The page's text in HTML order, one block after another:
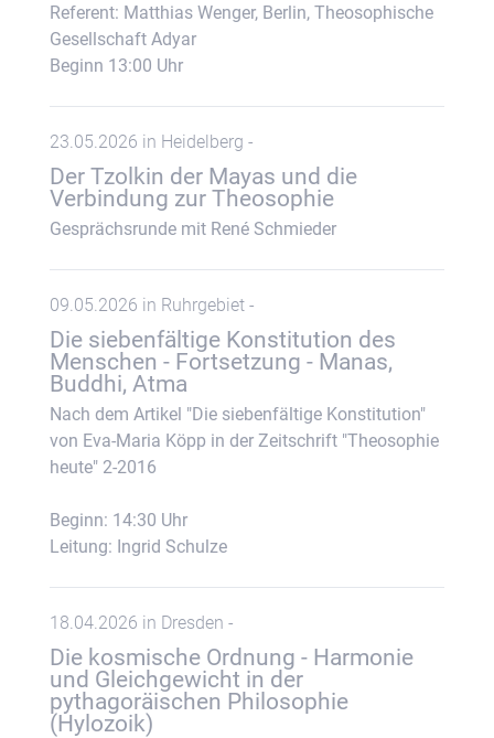
Referent: Matthias Wenger, Berlin, Theosophische
Gesellschaft Adyar
Beginn 13:00 Uhr
23.05.2026 in Heidelberg -
Der Tzolkin der Mayas und die
Verbindung zur Theosophie
Gesprächsrunde mit René Schmieder
09.05.2026 in Ruhrgebiet -
Die siebenfältige Konstitution des
Menschen - Fortsetzung - Manas,
Buddhi, Atma
Nach dem Artikel "Die siebenfältige Konstitution"
von Eva-Maria Köpp in der Zeitschrift "Theosophie
heute" 2-2016
Beginn: 14:30 Uhr
Leitung: Ingrid Schulze
18.04.2026 in Dresden -
Die kosmische Ordnung - Harmonie
und Gleichgewicht in der
pythagoräischen Philosophie
(Hylozoik)